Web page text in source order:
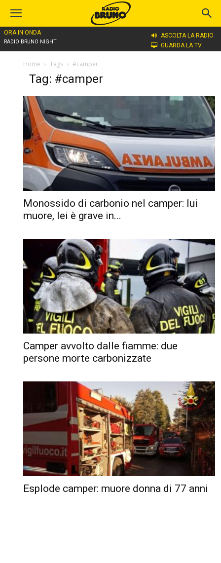
ORA IN ONDA
RADIO BRUNO NIGHT
ASCOLTA LA RADIO
GUARDA LA TV
Home Tags #camper
Tag: #camper
Monossido di carbonio nel camper: lui
muore, lei è grave in...
Camper avvolto dalle fiamme: due
persone morte carbonizzate
Esplode camper: muore donna di 77 anni